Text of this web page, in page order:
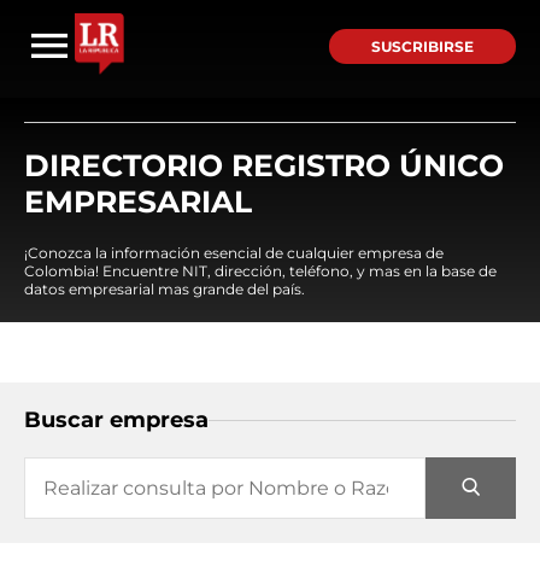
SUSCRIBIRSE
DIRECTORIO REGISTRO ÚNICO
EMPRESARIAL
¡Conozca la información esencial de cualquier empresa de
Colombia! Encuentre NIT, dirección, teléfono, y mas en la base de
datos empresarial mas grande del país.
Buscar empresa